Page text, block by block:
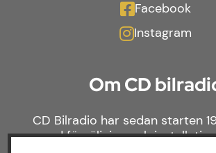
Facebook
Instagram
Om CD
CD Bilradio har sedan starten
med försäljning och